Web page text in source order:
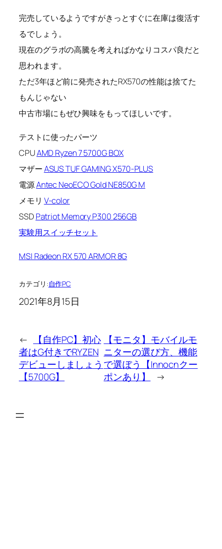
完売しているようですがきっとすぐに在庫は復活す
るでしょう。
現在のグラボの高騰を考えればかなりコスパ良だと
思われます。
ただ3年ほど前に発売されたRX570の性能は捨てた
もんじゃない
中古市場にもぜひ興味をもってほしいです。
テストに使ったパーツ
CPUAMD Ryzen 7 5700G BOX
マザーASUS TUF GAMING X570-PLUS
電源Antec NeoECO Gold NE850G M
メモリ V-color
SSD Patriot Memory P300 256GB
実験用スイッチセット
MSI Radeon RX 570 ARMOR 8G
カテゴリ:自作PC
2021年8月15日
←
【自作PC】初心
者はG付きでRYZEN
デビューしましょう
【5700G】
【モニタ】モバイルモ
ニターの選び方、機能
で選ぼう【Innocnクー
ポンあり】
→